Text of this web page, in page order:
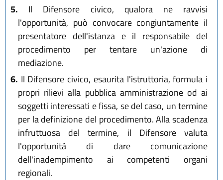
5. Il Difensore civico, qualora ne ravvisi
l'opportunità, può convocare congiuntamente il
presentatore dell'istanza e il responsabile del
procedimento per tentare un'azione di
mediazione.
6. Il Difensore civico, esaurita l'istruttoria, formula i
propri rilievi alla pubblica amministrazione od ai
soggetti interessati e fissa, se del caso, un termine
per la definizione del procedimento. Alla scadenza
infruttuosa del termine, il Difensore valuta
l'opportunità di dare comunicazione
dell'inadempimento ai competenti organi
regionali.